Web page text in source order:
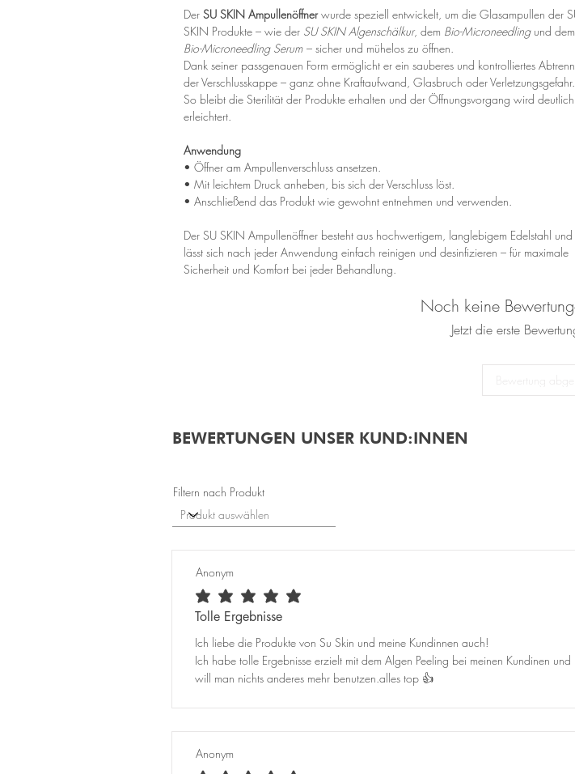
Der SU SKIN Ampullenöffnerwurde speziell entwickelt, um die Glasampullen der
SKIN Produkte – wie der SU SKIN Algenschälkur, dem Bio-Microneedlingund dem
Bio-Microneedling Serum – sicher und mühelos zu öffnen.
Dank seiner passgenauen Form ermöglicht er ein sauberes und kontrolliertes
der Verschlusskappe – ganz ohne Kraftaufwand, Glasbruch oder Verletzungsgefahr.
So bleibt die Sterilität der Produkte erhalten und der Öffnungsvorgang wird deutlich
erleichtert.
Anwendung
• Öffner am Ampullenverschluss ansetzen.
• Mit leichtem Druck anheben, bis sich der Verschluss löst.
• Anschließend das Produkt wie gewohnt entnehmen und verwenden.
Der SU SKIN Ampullenöffner besteht aus hochwertigem, langlebigem Edelstahl und
lässt sich nach jeder Anwendung einfach reinigen und desinfizieren – für maximale
Sicherheit und Komfort bei jeder Behandlung.
Noch keine
Jetzt die erste
BEWERTUNGEN UNSER KUND:INNEN
Filtern nach Produkt
Anonym
durchschnittliches Rating ist 5 von 5
Tolle Ergebnisse
Ich liebe die Produkte von Su Skin und meine Kundinnen auch!
Ich habe tolle Ergebnisse erzielt mit dem Algen Peeling bei meinen Kundinen
will man nichts anderes mehr benutzen.alles top 👍
Anonym